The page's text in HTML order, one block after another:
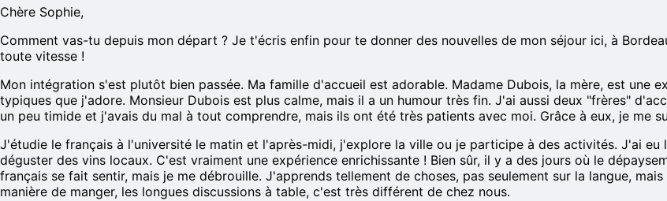
Chère Sophie,
Comment vas-tu depuis mon départ ? Je t'écris enfin pour te donner des nouvelles de mon séjour ici, à
toute vitesse !
Mon intégration s'est plutôt bien passée. Ma famille d'accueil est adorable. Madame Dubois, la mère, est une
typiques que j'adore. Monsieur Dubois est plus calme, mais il a un humour très fin. J'ai aussi deux "frères"
un peu timide et j'avais du mal à tout comprendre, mais ils ont été très patients avec moi. Grâce à eux, je me
J'étudie le français à l'université le matin et l'après-midi, j'explore la ville ou je participe à des activités. J'ai
déguster des vins locaux. C'est vraiment une expérience enrichissante ! Bien sûr, il y a des jours où le
français se fait sentir, mais je me débrouille. J'apprends tellement de choses, pas seulement sur la langue,
manière de manger, les longues discussions à table, c'est très différent de chez nous.